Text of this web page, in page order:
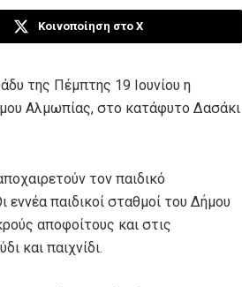
Κοινοποίηση στο X
της Πέμπτης 19 Ιουνίου η
Αλμωπίας, στο κατάφυτο Δασάκι
τον παιδικό
εννέα παιδικοί σταθμοί του Δήμου
αποφοίτους και στις
και παιχνίδι.